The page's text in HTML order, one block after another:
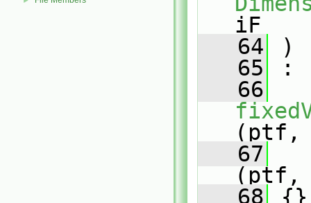
iF
   64
)
   65
:
   66
(ptf,
   67
(ptf,
   68
{}